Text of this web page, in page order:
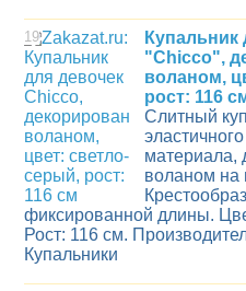
19
Купальник
"Chicco",
воланом,
рост: 116
Слитный
материала,
воланом на
фиксированной длины.
Рост: 116 см.
Купальники